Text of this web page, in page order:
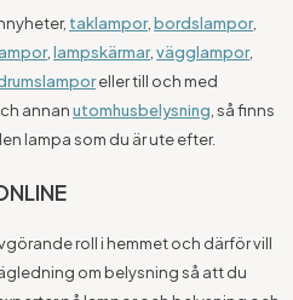
taklampor,bordslampor,
,lampskärmar,vägglampor,
eller till och med
annanutomhusbelysning, så finns
lampa som du är ute efter.
roll i hemmet och därför vill
om belysning så att du